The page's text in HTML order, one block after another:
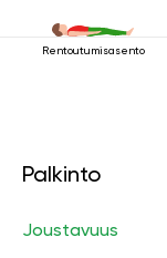
Rentoutumisasento
Palkinto
Joustavuus